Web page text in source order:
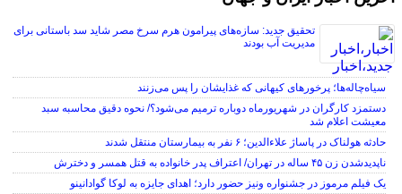
تحقیق جدید: سازه‌های پیرامون هرم سرخ مصر شاید سد باستانی برای
مدیریت آب بودند
سیاه‌چاله‌ها؛ پرخورهای کیهانی که غذایشان را پس می‌زنند
دستمزد کارگران در شهریورماه دوباره ترمیم می‌شود؟/ نحوه دقیق محاسبه سبد
معیشت اعلام شد
حادثه هولناک در پاساژ علاءالدین؛ ۶ نفر به بیمارستان منتقل شدند
ناپدیدشدن زن ۴۵ ساله در تهران/ اعتراف پدر خانواده به قتل همسر و دخترش
یک فیلم مرموز در جشنواره ونیز حضور دارد؛ اهدای جایزه به لوکا گوادانینو